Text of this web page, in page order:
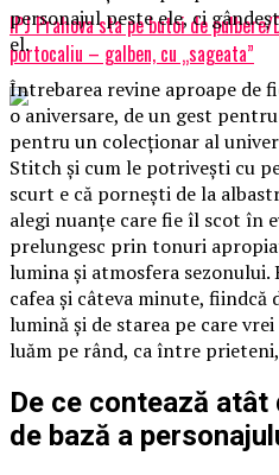
IPJ Prahova sta pe butoi de
portocaliu – galben, cu „sageata”
personajul peste ele, ci
el.
Întrebarea revine aproape de
o aniversare, de un gest
pentru un colecționar al
Stitch și cum le potrivești cu
scurt e că pornești de la
alegi nuanțe care fie îl scot în
prelungesc prin tonuri
lumina și atmosfera
cafea și câteva minute, fiindcă
lumină și de starea pe care
luăm pe rând, ca între
De ce contează
de bază a